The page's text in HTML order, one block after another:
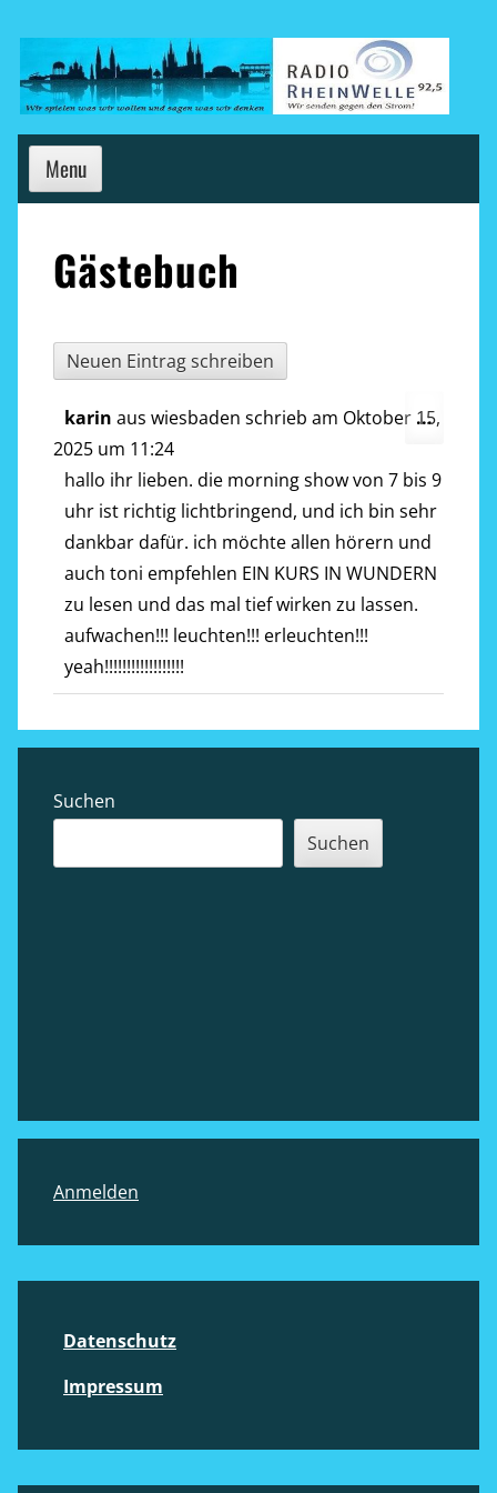
content
Menu
Gästebuch
karin aus wiesbaden schrieb am Oktober 15,
2025 um 11:24
hallo ihr lieben. die morning show von 7 bis 9
uhr ist richtig lichtbringend, und ich bin sehr
dankbar dafür. ich möchte allen hörern und
auch toni empfehlen EIN KURS IN WUNDERN
zu lesen und das mal tief wirken zu lassen.
aufwachen!!! leuchten!!! erleuchten!!!
yeah!!!!!!!!!!!!!!!!!!
...Diese
ein-/
Sidebar
Suchen
Suchen
Anmelden
Datenschutz
Impressum